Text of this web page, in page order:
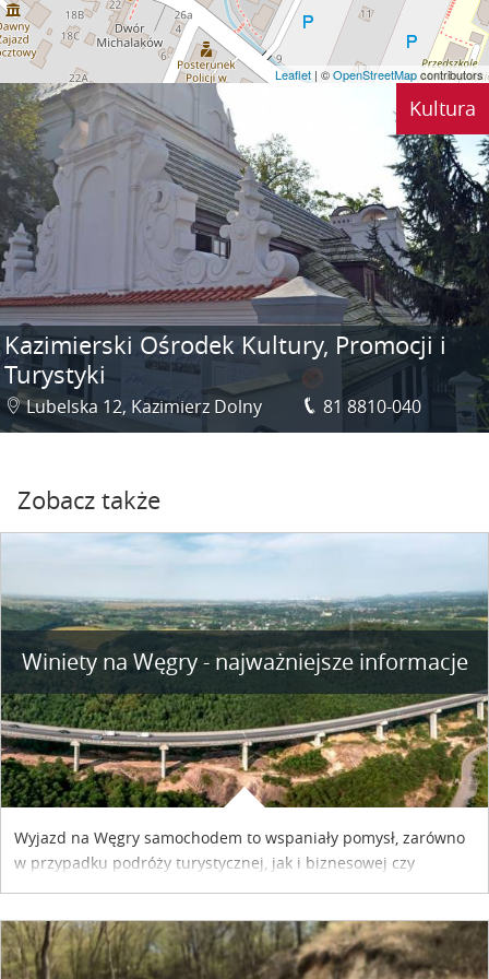
Leaflet | ©OpenStreetMapcontributors
Kultura
Kazimierski Ośrodek Kultury, Promocji i
Turystyki
Lubelska 12, Kazimierz Dolny 81 8810-040
Zobacz także
Winiety na Węgry - najważniejsze informacje
Wyjazd na Węgry samochodem to wspaniały pomysł, zarówno
w przypadku podróży turystycznej, jak i biznesowej czy
służbowej. Pamiętać tylko trzeba o wykupieniu winiety, co
współpracy reklamowej z Hungary Vignette.